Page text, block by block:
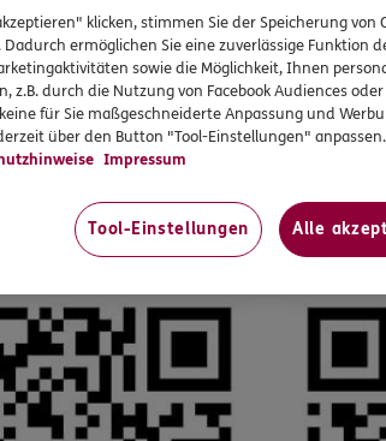
Service profitieren. Am Programm
mit dem Tarif BestMed BMG,
schicken Sie uns eine E-Mail an:
> Android: direkt zu Google Play
klicken, stimmen Sie der Speicherung von
ermöglichen Sie eine zuverlässige Funktion
sowie die Möglichkeit, Ihnen
z.B. durch die Nutzung von Facebook Audiences oder
für Sie maßgeschneiderte Anpassung und
über den Button "Tool-Einstellungen"
Impressum
Tool-Einstellungen Alle